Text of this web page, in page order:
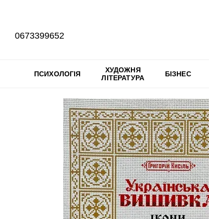
0673399652
ПСИХОЛОГІЯ
ХУДОЖНЯ
ЛІТЕРАТУРА
БІЗНЕС